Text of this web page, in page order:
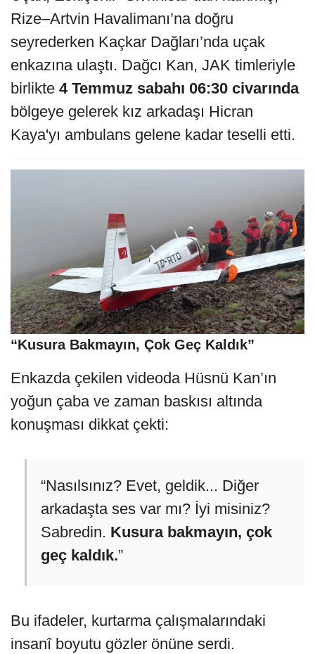
Rize–Artvin Havalimanı’na doğru
seyrederken Kaçkar Dağları’nda uçak
enkazına ulaştı. Dağcı Kan, JAK timleriyle
birlikte 4 Temmuz sabahı 06:30 civarında
bölgeye gelerek kız arkadaşı Hicran
Kaya'yı ambulans gelene kadar teselli etti.
“Kusura Bakmayın, Çok Geç Kaldık”
Enkazda çekilen videoda Hüsnü Kan’ın
yoğun çaba ve zaman baskısı altında
konuşması dikkat çekti:
“Nasılsınız? Evet, geldik... Diğer
arkadaşta ses var mı? İyi misiniz?
Sabredin. Kusura bakmayın, çok
geç kaldık.”
Bu ifadeler, kurtarma çalışmalarındaki
insanî boyutu gözler önüne serdi.